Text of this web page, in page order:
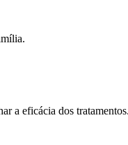
a eficácia dos